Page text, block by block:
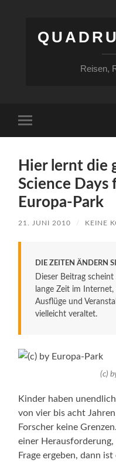
Reisen,
Menü
Hier lernt die
Science Days
Europa-Park
21. JUNI 2010 / KEINE
DIE ZEITEN ÄNDERN
Dieser Beitrag
lange Zeit im
Ausflüge und
vielleicht veraltet.
(c)
Kinder haben
von vier bis acht
Forscher keine
einer
Frage ergeben, dann